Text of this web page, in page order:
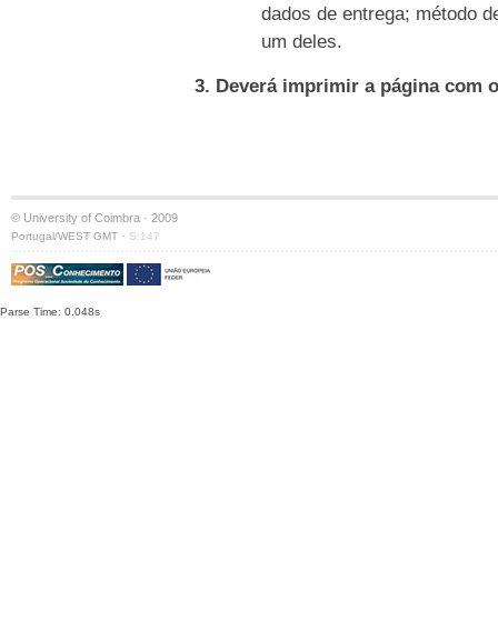
dados de entrega; método
um deles.
3. Deverá imprimir a página com
© University of Coimbra · 2009
Portugal/WEST GMT · S:147
Parse Time: 0.048s